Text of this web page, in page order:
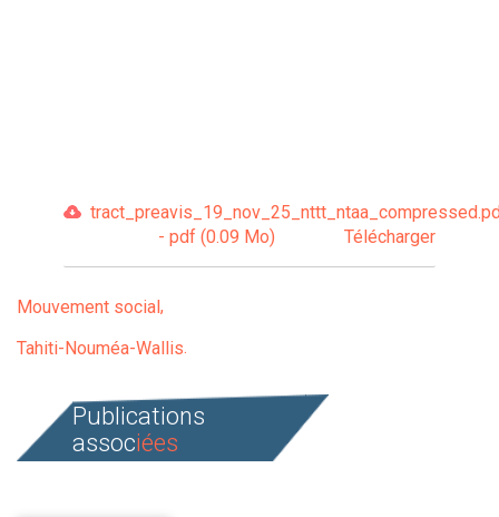
- pdf (0.09 Mo)
Télécharger
Mouvement social
Tahiti-Nouméa-Wallis
Publications
associées